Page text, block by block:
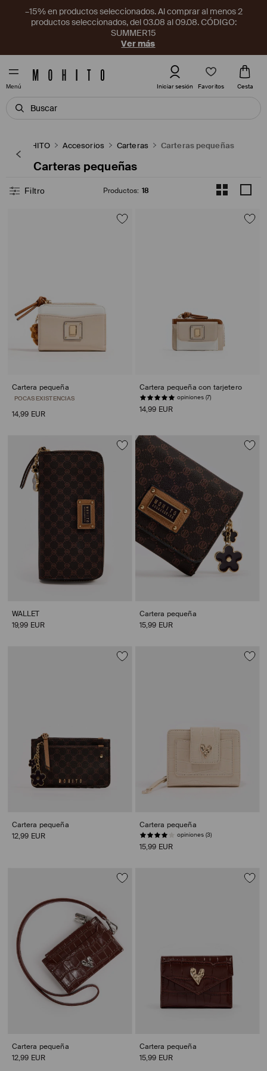
–15% en productos seleccionados. Al comprar al menos 2
productos seleccionados, del 03.08 al 09.08. CÓDIGO:
SUMMER15
Ver más
Menú Iniciar sesión Favoritos Cesta
MOHITO Accesorios Carteras Carteras pequeñas
Carteras pequeñas
Filtro Productos: 18
Cartera pequeña
POCAS EXISTENCIAS
14,99 EUR
Cartera pequeña con tarjetero
opiniones (7)
14,99 EUR
WALLET
19,99 EUR
Cartera pequeña
15,99 EUR
Cartera pequeña
12,99 EUR
Cartera pequeña
opiniones (3)
15,99 EUR
Cartera pequeña
12,99 EUR
Cartera pequeña
15,99 EUR